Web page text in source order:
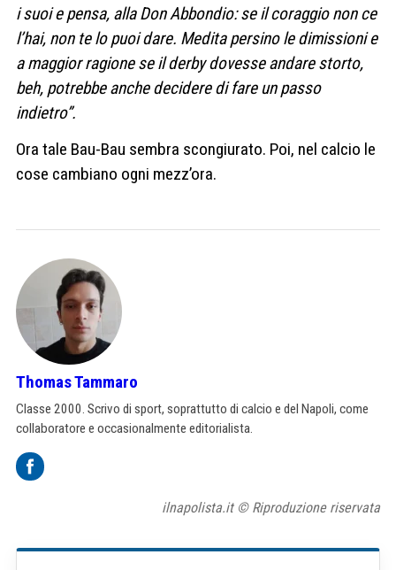
i suoi e pensa, alla Don Abbondio: se il coraggio non ce
l’hai, non te lo puoi dare. Medita persino le dimissioni e
a maggior ragione se il derby dovesse andare storto,
beh, potrebbe anche decidere di fare un passo
indietro”.
Ora tale Bau-Bau sembra scongiurato. Poi, nel calcio le
cose cambiano ogni mezz’ora.
Thomas Tammaro
Classe 2000. Scrivo di sport, soprattutto di calcio e del Napoli, come
collaboratore e occasionalmente editorialista.
ilnapolista.it © Riproduzione riservata